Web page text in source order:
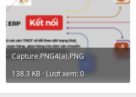
Capture.PNG4(a).PNG
138.3 KB · Lượt xem: 0